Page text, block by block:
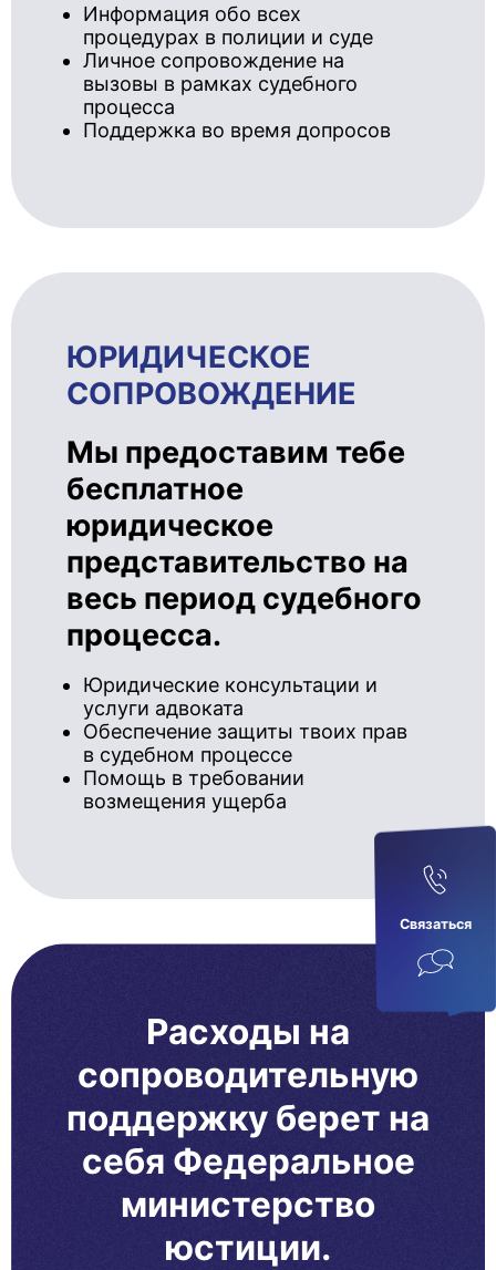
Связаться
Информация обо всех
процедурах в полиции и суде
Личное сопровождение на
вызовы в рамках судебного
процесса
Поддержка во время допросов
ЮРИДИЧЕ­СКОЕ
СОПРОВОЖ­ДЕ­НИЕ
Мы предоставим тебе
бесплатное
юридическое
представительство на
весь период судебного
процесса.
Юридические консультации и
услуги адвоката
Обеспечение защиты твоих прав
в судебном процессе
Помощь в требовании
возмещения ущерба
Расходы на
сопроводительную
поддержку берет на
себя Федеральное
министерство
юстиции.